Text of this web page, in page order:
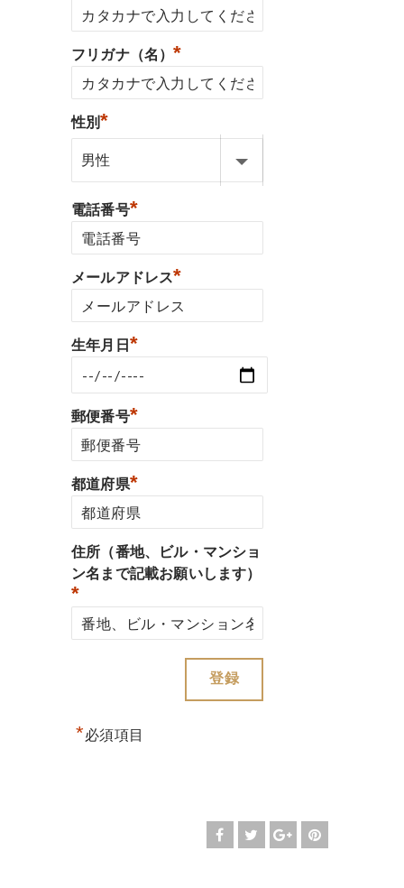
フリガナ（名）*
性別*
電話番号*
メールアドレス*
生年月日 *
郵便番号*
都道府県*
住所（番地、ビル・マンショ
ン名まで記載お願いします）
*
*必須項目